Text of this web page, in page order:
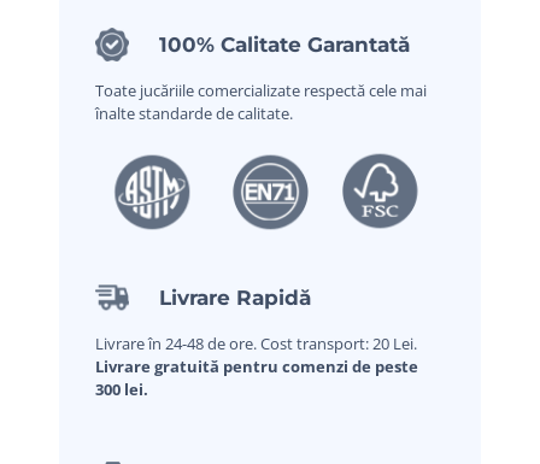
100% Calitate Garantată
Toate jucăriile comercializate respectă cele mai
înalte standarde de calitate.
Livrare Rapidă
Livrare în 24-48 de ore. Cost transport: 20 Lei.
Livrare gratuită pentru comenzi de peste
300 lei.